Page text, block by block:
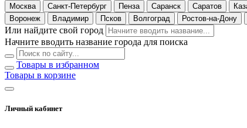
Москва Санкт-Петербург Пенза Саранск Саратов
Воронеж
Владимир Псков Волгоград Ростов-на-Дону
Или найдите свой город
Начните вводить название города для поиска
Товары в избранном
Товары в корзине
Личный кабинет